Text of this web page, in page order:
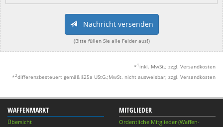
Nachricht versenden
(Bitte füllen Sie alle Felder aus!)
* 1 inkl. MwSt.; zzgl. Versandkosten
*2differenzbesteuert gemäß §25a UStG.;MwSt. nicht ausweisbar; zzgl. Versandkosten
WAFFENMARKT
Übersicht
MITGLIEDER
Ordentliche Mitglieder (Waffen-